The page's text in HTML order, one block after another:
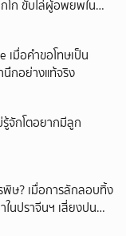
โก ขับไล่ผู้อพยพใน
เมื่อคำขอโทษเป็น
นึกอย่างแท้จริง
รู้จักโตอยากมีลูก
พิษ? เมื่อการลักลอบทิ้ง
นปราจีนฯ เสี่ยงปน